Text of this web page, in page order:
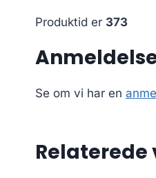
Produktid er 373
Se om vi har en
Relaterede